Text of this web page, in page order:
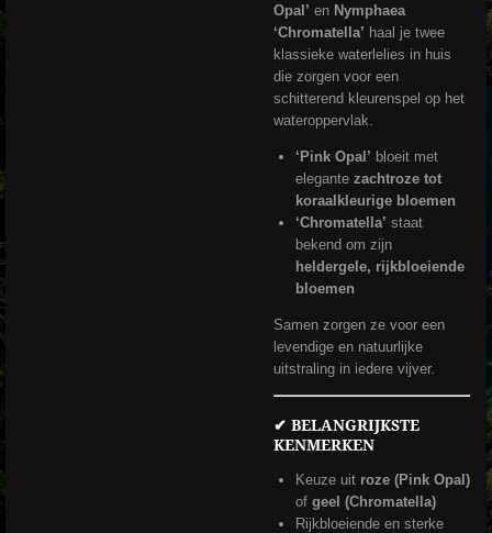
Opal’ en Nymphaea
‘Chromatella’ haal je twee
klassieke waterlelies in huis
die zorgen voor een
schitterend kleurenspel op het
wateroppervlak.
‘Pink Opal’ bloeit met
elegante zachtroze tot
koraalkleurige bloemen
‘Chromatella’ staat
bekend om zijn
heldergele, rijkbloeiende
bloemen
Samen zorgen ze voor een
levendige en natuurlijke
uitstraling in iedere vijver.
✔ BELANGRIJKSTE
KENMERKEN
Keuze uit roze (Pink Opal)
of geel (Chromatella)
Rijkbloeiende en sterke